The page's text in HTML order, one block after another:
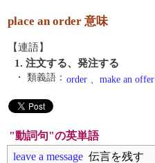
place an order 意味
【連語】
1. 注文する、発注する
・ 類義語： order 、 make an offer
"動詞句"の英単語
leave a message 伝言を残す